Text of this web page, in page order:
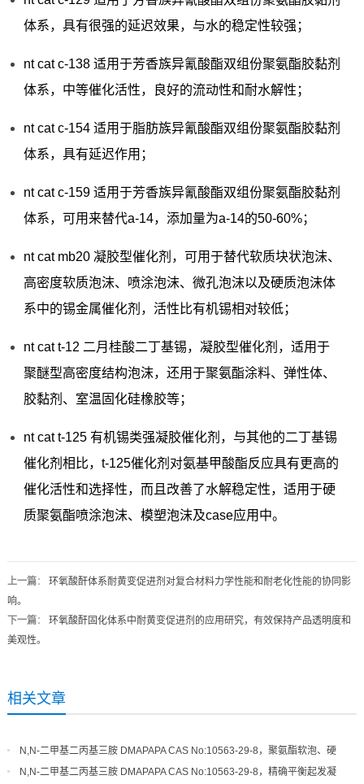
体系，具有很强的延迟效果，与水的稳定性较强；
nt cat c-138 适用于芳香族异氰酸酯双组份聚氨酯胶黏剂
体系，中等催化活性，良好的流动性和耐水解性；
nt cat c-154 适用于脂肪族异氰酸酯双组份聚氨酯胶黏剂
体系，具有延迟作用；
nt cat c-159 适用于芳香族异氰酸酯双组份聚氨酯胶黏剂
体系，可用来替代a-14，添加量为a-14的50-60%；
nt cat mb20 凝胶型催化剂，可用于替代软质块状泡沫、
高密度软质泡沫、喷涂泡沫、微孔泡沫以及硬质泡沫体
系中的锡金属催化剂，活性比有机锡相对较低；
nt cat t-12 二月桂酸二丁基锡，凝胶型催化剂，适用于
聚醚型高密度结构泡沫，还用于聚氨酯涂料、弹性体、
胶黏剂、室温固化硅橡胶等；
nt cat t-125 有机锡类强凝胶催化剂，与其他的二丁基锡
催化剂相比，t-125催化剂对氨基甲酸酯反应具有更高的
催化活性和选择性，而且改善了水解稳定性，适用于硬
质聚氨酯喷涂泡沫、模塑泡沫及case应用中。
上一篇： 环氧酸酐体系耐黄变促进剂对复合材料力学性能和耐老化性能的协同影
响。
下一篇： 环氧酸酐固化体系中耐黄变促进剂的应用研究，有效保持产品透明度和
美观性。
相关文章
N,N-二甲基二丙基三胺 DMAPAPA CAS No:10563-29-8，聚氨酯软泡、硬
泡体系的高效平衡催化剂
N,N-二甲基二丙基三胺 DMAPAPA CAS No:10563-29-8，精确平衡起发凝